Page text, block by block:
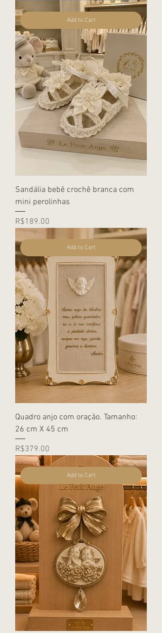
Add to Cart
Sandália bebê crochê branca com
mini perolinhas
Price
R$189.00
Add to Cart
Quadro anjo com oração. Tamanho:
26 cm X 45 cm
Price
R$379.00
Add to Cart